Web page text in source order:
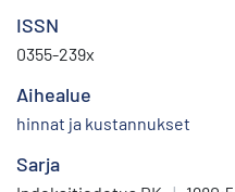
ISSN
0355-239x
Aihealue
hinnat ja kustannukset
Sarja